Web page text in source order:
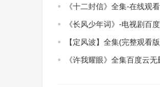
《十二封信》全集-在线观
《长风少年词》-电视剧百
【定风波】全集(完整观看
《许我耀眼》全集百度云